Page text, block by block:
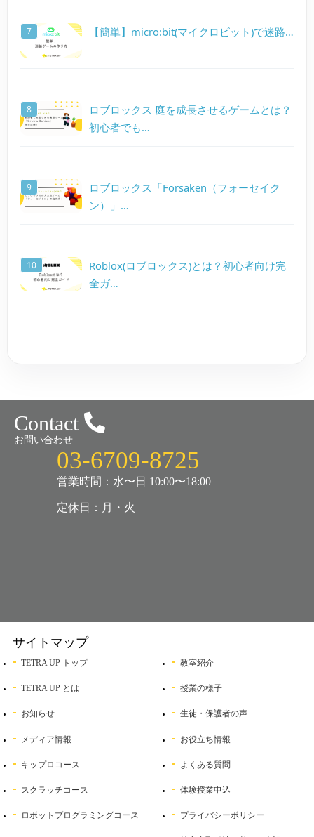
【簡単】micro:bit(マイクロビット)で迷路…
ロブロックス 庭を成長させるゲームとは？
初心者でも…
ロブロックス「Forsaken（フォーセイク
ン）」…
Roblox(ロブロックス)とは？初心者向け完
全ガ…
Contact
お問い合わせ
03-6709-8725
営業時間：水〜日 10:00〜18:00
定休日：月・火
サイトマップ
TETRA UP トップ
TETRA UP とは
お知らせ
メディア情報
キップロコース
スクラッチコース
ロボットプログラミングコース
教室紹介
授業の様子
生徒・保護者の声
お役立ち情報
よくある質問
体験授業申込
プライバシーポリシー